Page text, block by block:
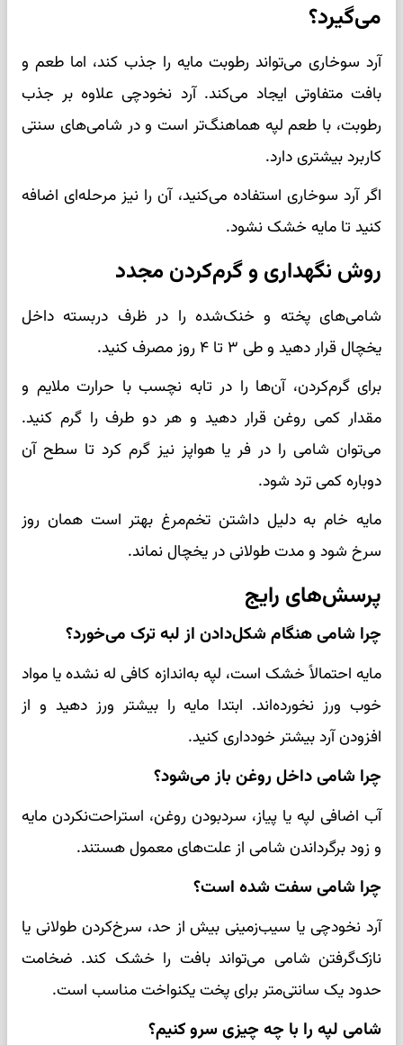
می‌گیرد؟
آرد سوخاری می‌تواند رطوبت مایه را جذب کند، اما طعم و
بافت متفاوتی ایجاد می‌کند. آرد نخودچی علاوه بر جذب
رطوبت، با طعم لپه هماهنگ‌تر است و در شامی‌های سنتی
کاربرد بیشتری دارد.
اگر آرد سوخاری استفاده می‌کنید، آن را نیز مرحله‌ای اضافه
کنید تا مایه خشک نشود.
روش نگهداری و گرم‌کردن مجدد
شامی‌های پخته و خنک‌شده را در ظرف دربسته داخل
یخچال قرار دهید و طی ۳ تا ۴ روز مصرف کنید.
برای گرم‌کردن، آن‌ها را در تابه نچسب با حرارت ملایم و
مقدار کمی روغن قرار دهید و هر دو طرف را گرم کنید.
می‌توان شامی را در فر یا هواپز نیز گرم کرد تا سطح آن
دوباره کمی ترد شود.
مایه خام به دلیل داشتن تخم‌مرغ بهتر است همان روز
سرخ شود و مدت طولانی در یخچال نماند.
پرسش‌های رایج
چرا شامی هنگام شکل‌دادن از لبه ترک می‌خورد؟
مایه احتمالاً خشک است، لپه به‌اندازه کافی له نشده یا مواد
خوب ورز نخورده‌اند. ابتدا مایه را بیشتر ورز دهید و از
افزودن آرد بیشتر خودداری کنید.
چرا شامی داخل روغن باز می‌شود؟
آب اضافی لپه یا پیاز، سردبودن روغن، استراحت‌نکردن مایه
و زود برگرداندن شامی از علت‌های معمول هستند.
چرا شامی سفت شده است؟
آرد نخودچی یا سیب‌زمینی بیش از حد، سرخ‌کردن طولانی یا
نازک‌گرفتن شامی می‌تواند بافت را خشک کند. ضخامت
حدود یک سانتی‌متر برای پخت یکنواخت مناسب است.
شامی لپه را با چه چیزی سرو کنیم؟